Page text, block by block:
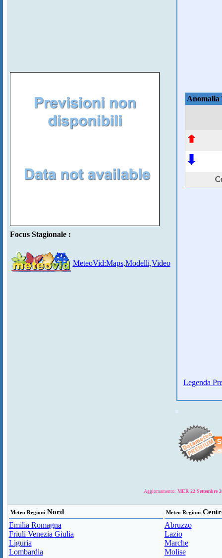
Focus Stagionale :
MeteoVid:Maps,Modelli,Video
Anomalia
Legenda
Aggiornamento: MER 22 Settembre
Meteo RegioniNord Meteo Regioni
Emilia Romagna
Friuli Venezia Giulia
Liguria
Lombardia
Abruzzo
Lazio
Marche
Molise